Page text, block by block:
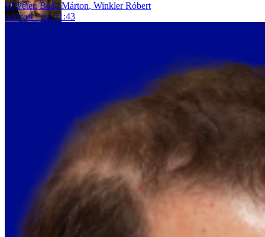
Uj Péter,Bede Márton, Winkler Róbert
podcast
ma 11:43